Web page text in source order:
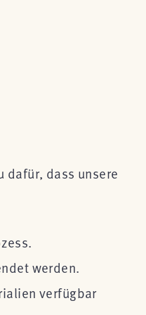
dafür, dass unsere
werden.
verfügbar